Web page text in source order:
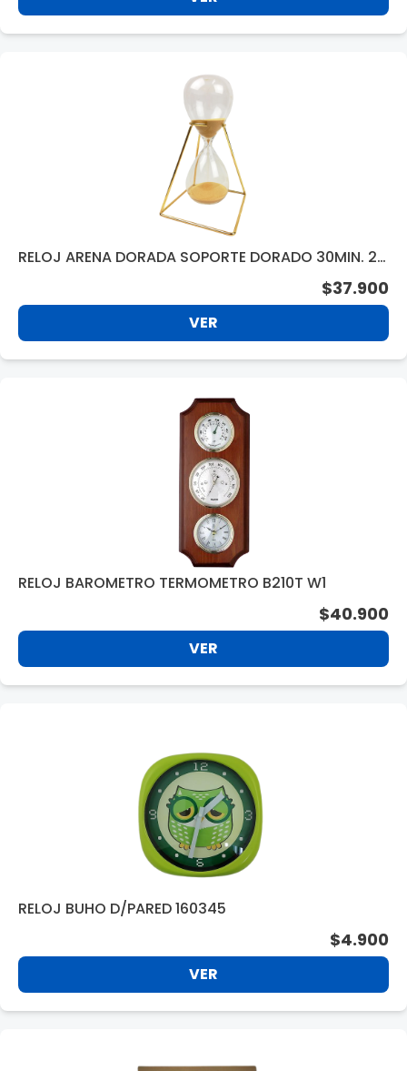
RELOJ ARENA DORADA SOPORTE DORADO 30MIN. 27
$37.900
VER
RELOJ BAROMETRO TERMOMETRO B210T W1
$40.900
VER
RELOJ BUHO D/PARED 160345
$4.900
VER